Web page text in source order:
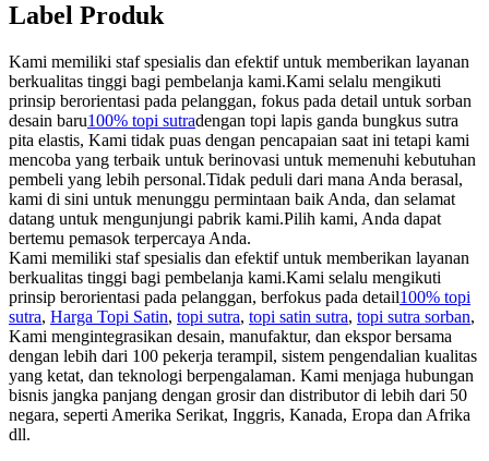
Label Produk
Kami memiliki staf spesialis dan efektif untuk memberikan layanan
berkualitas tinggi bagi pembelanja kami.Kami selalu mengikuti
prinsip berorientasi pada pelanggan, fokus pada detail untuk sorban
desain baru100% topi sutradengan topi lapis ganda bungkus sutra
pita elastis, Kami tidak puas dengan pencapaian saat ini tetapi kami
mencoba yang terbaik untuk berinovasi untuk memenuhi kebutuhan
pembeli yang lebih personal.Tidak peduli dari mana Anda berasal,
kami di sini untuk menunggu permintaan baik Anda, dan selamat
datang untuk mengunjungi pabrik kami.Pilih kami, Anda dapat
bertemu pemasok terpercaya Anda.
Kami memiliki staf spesialis dan efektif untuk memberikan layanan
berkualitas tinggi bagi pembelanja kami.Kami selalu mengikuti
prinsip berorientasi pada pelanggan, berfokus pada detail100% topi
sutra, Harga Topi Satin, topi sutra, topi satin sutra, topi sutra sorban,
Kami mengintegrasikan desain, manufaktur, dan ekspor bersama
dengan lebih dari 100 pekerja terampil, sistem pengendalian kualitas
yang ketat, dan teknologi berpengalaman. Kami menjaga hubungan
bisnis jangka panjang dengan grosir dan distributor di lebih dari 50
negara, seperti Amerika Serikat, Inggris, Kanada, Eropa dan Afrika
dll.